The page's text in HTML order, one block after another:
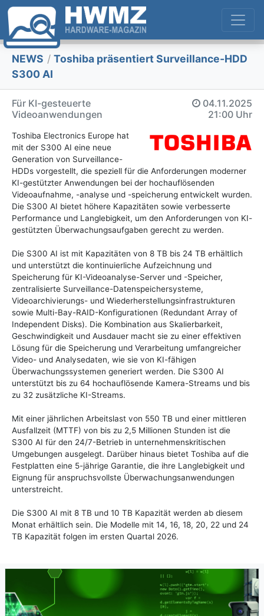
NEWS / Toshiba präsentiert Surveillance-HDD
S300 AI
Für KI-gesteuerte
Videoanwendungen
04.11.2025
21:00 Uhr
Toshiba Electronics Europe hat
mit der S300 AI eine neue
Generation von Surveillance-
HDDs vorgestellt, die speziell für die Anforderungen moderner
KI-gestützter Anwendungen bei der hochauflösenden
Videoaufnahme, -analyse und -speicherung entwickelt wurden.
Die S300 AI bietet höhere Kapazitäten sowie verbesserte
Performance und Langlebigkeit, um den Anforderungen von KI-
gestützten Überwachungsaufgaben gerecht zu werden.
Die S300 AI ist mit Kapazitäten von 8 TB bis 24 TB erhältlich
und unterstützt die kontinuierliche Aufzeichnung und
Speicherung für KI-Videoanalyse-Server und -Speicher,
zentralisierte Surveillance-Datenspeichersysteme,
Videoarchivierungs- und Wiederherstellungsinfrastrukturen
sowie Multi-Bay-RAID-Konfigurationen (Redundant Array of
Independent Disks). Die Kombination aus Skalierbarkeit,
Geschwindigkeit und Ausdauer macht sie zu einer effektiven
Lösung für die Speicherung und Verarbeitung umfangreicher
Video- und Analysedaten, wie sie von KI-fähigen
Überwachungssystemen generiert werden. Die S300 AI
unterstützt bis zu 64 hochauflösende Kamera-Streams und bis
zu 32 zusätzliche KI-Streams.
Mit einer jährlichen Arbeitslast von 550 TB und einer mittleren
Ausfallzeit (MTTF) von bis zu 2,5 Millionen Stunden ist die
S300 AI für den 24/7-Betrieb in unternehmenskritischen
Umgebungen ausgelegt. Darüber hinaus bietet Toshiba auf die
Festplatten eine 5-jährige Garantie, die ihre Langlebigkeit und
Eignung für anspruchsvollste Überwachungsanwendungen
unterstreicht.
Die S300 AI mit 8 TB und 10 TB Kapazität werden ab diesem
Monat erhältlich sein. Die Modelle mit 14, 16, 18, 20, 22 und 24
TB Kapazität folgen im ersten Quartal 2026.